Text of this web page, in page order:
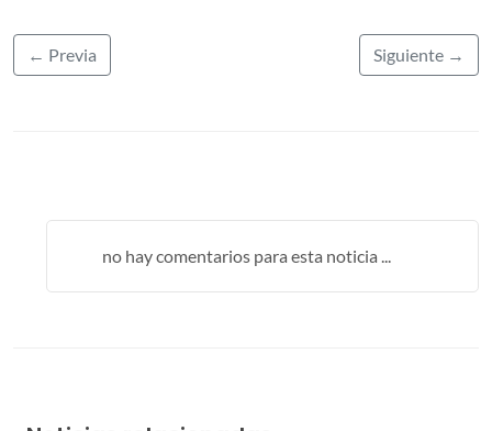
← Previa Siguiente →
no hay comentarios para esta noticia ...